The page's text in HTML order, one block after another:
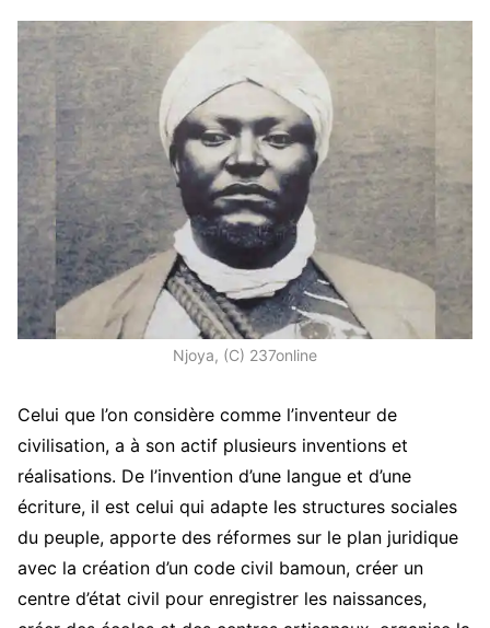
Njoya, (C) 237online
Celui que l’on considère comme l’inventeur de
civilisation, a à son actif plusieurs inventions et
réalisations. De l’invention d’une langue et d’une
écriture, il est celui qui adapte les structures sociales
du peuple, apporte des réformes sur le plan juridique
avec la création d’un code civil bamoun, créer un
centre d’état civil pour enregistrer les naissances,